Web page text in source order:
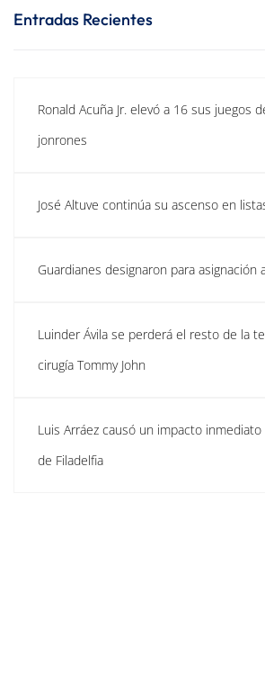
Entradas Recientes
Ronald Acuña Jr. elevó a 16 sus juegos
jonrones
José Altuve continúa su ascenso en
Guardianes designaron para asignación
Luinder Ávila se perderá el resto de la
cirugía Tommy John
Luis Arráez causó un impacto
de Filadelfia